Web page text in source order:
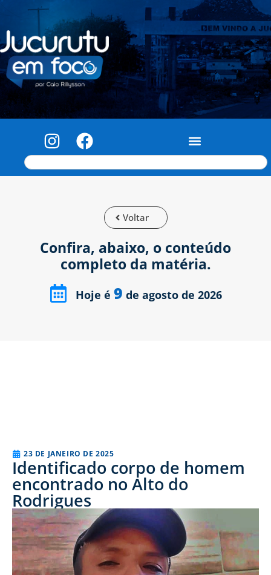
Voltar
Confira, abaixo, o conteúdo
completo da matéria.
Hoje é 9 de agosto de 2026
23 DE JANEIRO DE 2025
Identificado corpo de homem
encontrado no Alto do
Rodrigues